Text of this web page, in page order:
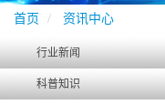
首页 资讯中心
行业新闻
科普知识